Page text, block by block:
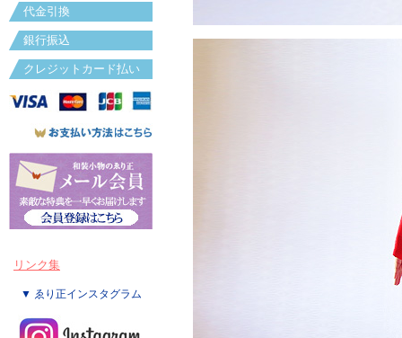
代金引換
銀行振込
クレジットカード払い
リンク集
▼ ゑり正インスタグラム